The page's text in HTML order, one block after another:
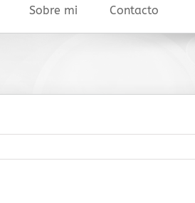
Sobre mi Contacto